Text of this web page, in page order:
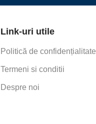
Link-uri utile
Politică de confidențialitate
Termeni si conditii
Despre noi